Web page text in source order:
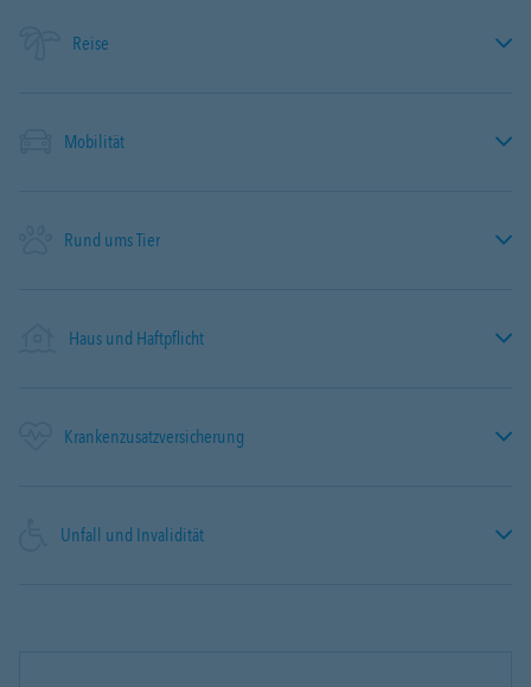
Reise
Mobilität
Rund ums Tier
Haus und Haftpflicht
Krankenzusatzversicherung
Unfall und Invalidität